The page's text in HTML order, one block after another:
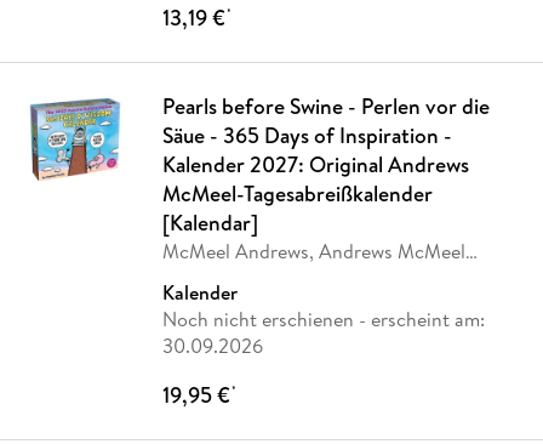
13,19 €*
Pearls before Swine - Perlen vor die
Säue - 365 Days of Inspiration -
Kalender 2027: Original Andrews
McMeel-Tagesabreißkalender
[Kalendar]
McMeel Andrews, Andrews McMeel
Kalender
Noch nicht erschienen - erscheint am:
30.09.2026
19,95 €*